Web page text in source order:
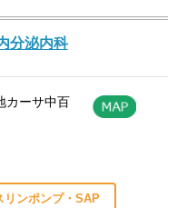
分泌内科
カーサ中百
リンポンプ・SAP